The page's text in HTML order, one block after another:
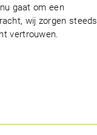
gaat om een
wij zorgen steeds
vertrouwen.